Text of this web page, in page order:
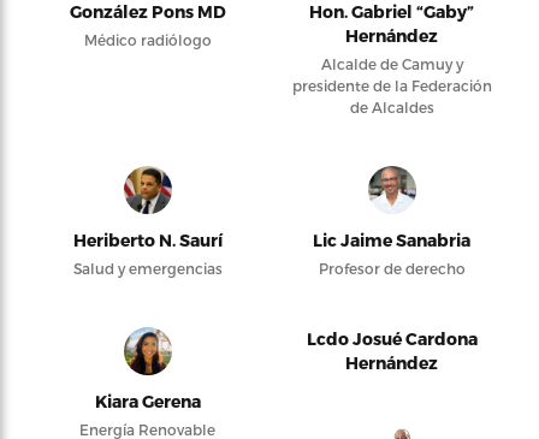
González Pons MD
Médico radiólogo
Hon. Gabriel “Gaby”
Hernández
Alcalde de Camuy y
presidente de la Federación
de Alcaldes
Heriberto N. Saurí
Salud y emergencias
Lic Jaime Sanabria
Profesor de derecho
Kiara Gerena
Energía Renovable
Lcdo Josué Cardona
Hernández